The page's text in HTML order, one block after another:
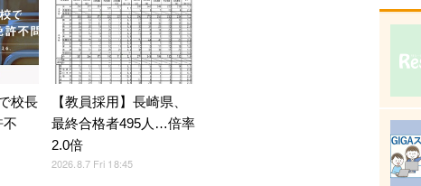
校長
不
【教員採用】長崎県、
最終合格者495人…倍率
2.0倍
2026.8.7 Fri 18:45